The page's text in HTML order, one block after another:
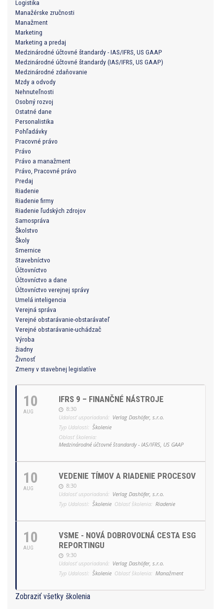
Logistika
Manažérske zručnosti
Manažment
Marketing
Marketing a predaj
Medzinárodné účtovné štandardy - IAS/IFRS, US GAAP
Medzinárodné účtovné štandardy (IAS/IFRS, US GAAP)
Medzinárodné zdaňovanie
Mzdy a odvody
Nehnuteľnosti
Osobný rozvoj
Ostatné dane
Personalistika
Pohľadávky
Pracovné právo
Právo
Právo a manažment
Právo, Pracovné právo
Predaj
Riadenie
Riadenie firmy
Riadenie ľudských zdrojov
Samospráva
Školstvo
Školy
Smernice
Stavebníctvo
Účtovníctvo
Účtovníctvo a dane
Účtovníctvo verejnej správy
Umelá inteligencia
Verejná správa
Verejné obstarávanie-obstarávateľ
Verejné obstarávanie-uchádzač
Výroba
žiadny
Živnosť
Zmeny v stavebnej legislatíve
10
AUG
IFRS 9 – FINANČNÉ NÁSTROJE
8:30
Udalosť usporiadaná: Verlag Dashöfer, s.r.o.
Typ Udalosti: Školenie
Oblasť školenia:
Medzinárodné účtovné štandardy - IAS/IFRS, US GAAP
10
AUG
VEDENIE TÍMOV A RIADENIE PROCESOV
8:30
Udalosť usporiadaná: Verlag Dashöfer, s.r.o.
Typ Udalosti: Školenie Oblasť školenia: Riadenie
10
AUG
VSME - NOVÁ DOBROVOĽNÁ CESTA ESG
REPORTINGU
9:30
Udalosť usporiadaná: Verlag Dashöfer, s.r.o.
Typ Udalosti: Školenie Oblasť školenia: Manažment
Zobraziť všetky školenia